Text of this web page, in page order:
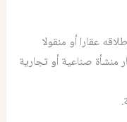
عقارا أو منقولا
منشأة صناعية أو تجارية